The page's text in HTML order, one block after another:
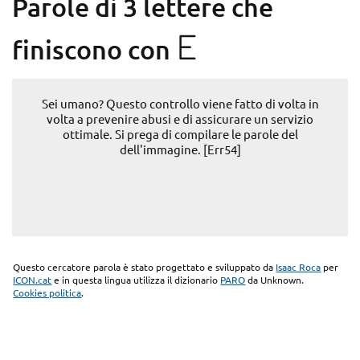
Parole di 3 lettere che
finiscono con E
Sei umano? Questo controllo viene fatto di volta in
volta a prevenire abusi e di assicurare un servizio
ottimale. Si prega di compilare le parole del
dell'immagine. [Err54]
Questo cercatore parola è stato progettato e sviluppato da Isaac Roca per
ICON.cate in questa lingua utilizza il dizionario PAROda Unknown.
Cookies politica.